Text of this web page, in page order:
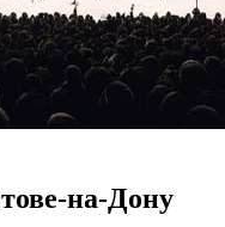
на-Дону